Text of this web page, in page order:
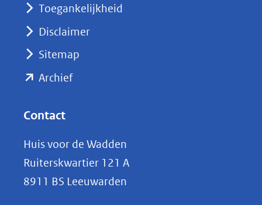
nieuw
naar
Toegankelijkheid
Disclaimer
Sitemap
Archief(opent
(verwijst
naar
een
Contact
Huis voor de Wadden
Ruiterskwartier 121 A
8911 BS Leeuwarden